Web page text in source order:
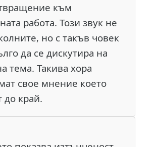
към
работа. Този звук не
но с такъв човек
да се дискутира на
тема. Такива хора
свое мнение което
до край.